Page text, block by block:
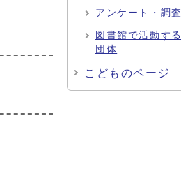
アンケート・調査
図書館で活動する
団体
こどものページ